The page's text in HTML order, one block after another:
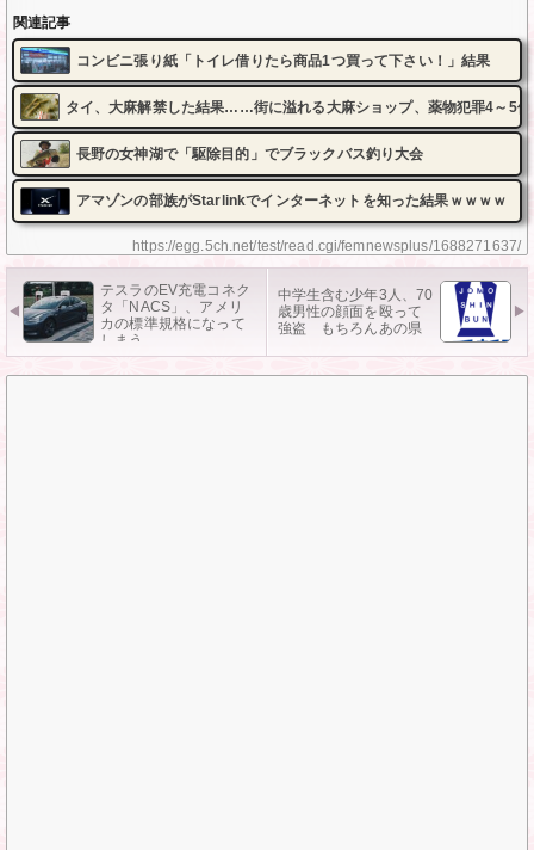
https://egg.5ch.net/test/read.cgi/femnewsplus/1688271637/
関連記事
コンビニ張り紙「トイレ借りたら商品1つ買って下さい！」結果
タイ、大麻解禁した結果……街に溢れる大麻ショップ、薬物犯罪4～5倍
長野の女神湖で「駆除目的」でブラックバス釣り大会
アマゾンの部族がStarlinkでインターネットを知った結果ｗｗｗｗ
テスラのEV充電コネク
タ「NACS」、アメリ
カの標準規格になって
しまう……
中学生含む少年3人、70
歳男性の顔面を殴って
強盗 もちろんあの県